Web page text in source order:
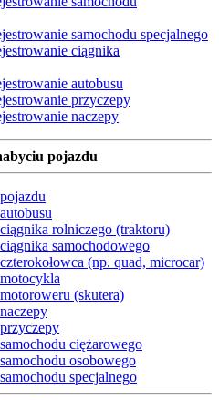
samochodu specjalnego
ciągnika
autobusu
przyczepy
naczepy
pojazdu
rolniczego (traktoru)
samochodowego
(np. quad, microcar)
(skutera)
ciężarowego
osobowego
specjalnego